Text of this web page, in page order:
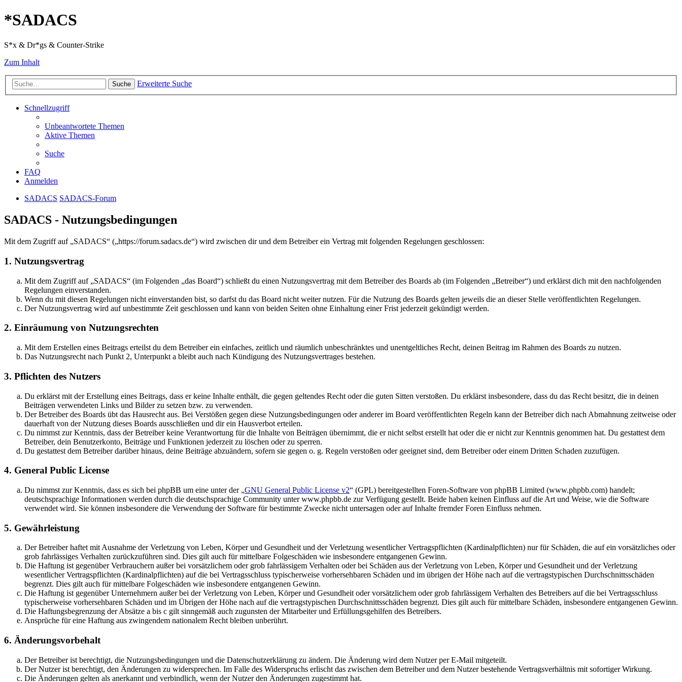
*SADACS
S*x & Dr*gs & Counter-Strike
Zum Inhalt
Suche Erweiterte Suche
Schnellzugriff
Unbeantwortete Themen
Aktive Themen
Suche
FAQ
Anmelden
SADACS SADACS-Forum
SADACS - Nutzungsbedingungen
Mit dem Zugriff auf „SADACS“ („https://forum.sadacs.de“) wird zwischen dir und dem Betreiber ein Vertrag mit folgenden Regelungen geschlossen:
1. Nutzungsvertrag
Mit dem Zugriff auf „SADACS“ (im Folgenden „das Board“) schließt du einen Nutzungsvertrag mit dem Betreiber des Boards ab (im Folgenden „Betreiber“) und erklärst dich mit den nachfolgenden
Regelungen einverstanden.
Wenn du mit diesen Regelungen nicht einverstanden bist, so darfst du das Board nicht weiter nutzen. Für die Nutzung des Boards gelten jeweils die an dieser Stelle veröffentlichten Regelungen.
Der Nutzungsvertrag wird auf unbestimmte Zeit geschlossen und kann von beiden Seiten ohne Einhaltung einer Frist jederzeit gekündigt werden.
2. Einräumung von Nutzungsrechten
Mit dem Erstellen eines Beitrags erteilst du dem Betreiber ein einfaches, zeitlich und räumlich unbeschränktes und unentgeltliches Recht, deinen Beitrag im Rahmen des Boards zu nutzen.
Das Nutzungsrecht nach Punkt 2, Unterpunkt a bleibt auch nach Kündigung des Nutzungsvertrages bestehen.
3. Pflichten des Nutzers
Du erklärst mit der Erstellung eines Beitrags, dass er keine Inhalte enthält, die gegen geltendes Recht oder die guten Sitten verstoßen. Du erklärst insbesondere, dass du das Recht besitzt, die in deinen
Beiträgen verwendeten Links und Bilder zu setzen bzw. zu verwenden.
Der Betreiber des Boards übt das Hausrecht aus. Bei Verstößen gegen diese Nutzungsbedingungen oder anderer im Board veröffentlichten Regeln kann der Betreiber dich nach Abmahnung zeitweise oder
dauerhaft von der Nutzung dieses Boards ausschließen und dir ein Hausverbot erteilen.
Du nimmst zur Kenntnis, dass der Betreiber keine Verantwortung für die Inhalte von Beiträgen übernimmt, die er nicht selbst erstellt hat oder die er nicht zur Kenntnis genommen hat. Du gestattest dem
Betreiber, dein Benutzerkonto, Beiträge und Funktionen jederzeit zu löschen oder zu sperren.
Du gestattest dem Betreiber darüber hinaus, deine Beiträge abzuändern, sofern sie gegen o. g. Regeln verstoßen oder geeignet sind, dem Betreiber oder einem Dritten Schaden zuzufügen.
4. General Public License
Du nimmst zur Kenntnis, dass es sich bei phpBB um eine unter der „GNU General Public License v2“ (GPL) bereitgestellten Foren-Software von phpBB Limited (www.phpbb.com) handelt;
deutschsprachige Informationen werden durch die deutschsprachige Community unter www.phpbb.de zur Verfügung gestellt. Beide haben keinen Einfluss auf die Art und Weise, wie die Software
verwendet wird. Sie können insbesondere die Verwendung der Software für bestimmte Zwecke nicht untersagen oder auf Inhalte fremder Foren Einfluss nehmen.
5. Gewährleistung
Der Betreiber haftet mit Ausnahme der Verletzung von Leben, Körper und Gesundheit und der Verletzung wesentlicher Vertragspflichten (Kardinalpflichten) nur für Schäden, die auf ein vorsätzliches oder
grob fahrlässiges Verhalten zurückzuführen sind. Dies gilt auch für mittelbare Folgeschäden wie insbesondere entgangenen Gewinn.
Die Haftung ist gegenüber Verbrauchern außer bei vorsätzlichem oder grob fahrlässigem Verhalten oder bei Schäden aus der Verletzung von Leben, Körper und Gesundheit und der Verletzung
wesentlicher Vertragspflichten (Kardinalpflichten) auf die bei Vertragsschluss typischerweise vorhersehbaren Schäden und im übrigen der Höhe nach auf die vertragstypischen Durchschnittsschäden
begrenzt. Dies gilt auch für mittelbare Folgeschäden wie insbesondere entgangenen Gewinn.
Die Haftung ist gegenüber Unternehmern außer bei der Verletzung von Leben, Körper und Gesundheit oder vorsätzlichem oder grob fahrlässigem Verhalten des Betreibers auf die bei Vertragsschluss
typischerweise vorhersehbaren Schäden und im Übrigen der Höhe nach auf die vertragstypischen Durchschnittsschäden begrenzt. Dies gilt auch für mittelbare Schäden, insbesondere entgangenen Gewinn.
Die Haftungsbegrenzung der Absätze a bis c gilt sinngemäß auch zugunsten der Mitarbeiter und Erfüllungsgehilfen des Betreibers.
Ansprüche für eine Haftung aus zwingendem nationalem Recht bleiben unberührt.
6. Änderungsvorbehalt
Der Betreiber ist berechtigt, die Nutzungsbedingungen und die Datenschutzerklärung zu ändern. Die Änderung wird dem Nutzer per E-Mail mitgeteilt.
Der Nutzer ist berechtigt, den Änderungen zu widersprechen. Im Falle des Widerspruchs erlischt das zwischen dem Betreiber und dem Nutzer bestehende Vertragsverhältnis mit sofortiger Wirkung.
Die Änderungen gelten als anerkannt und verbindlich, wenn der Nutzer den Änderungen zugestimmt hat.